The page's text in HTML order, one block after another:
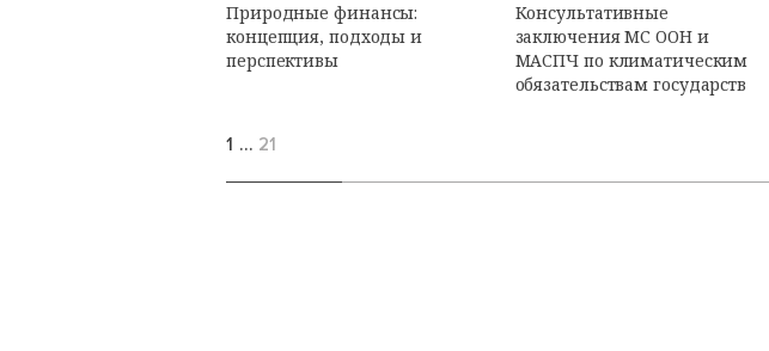
Природные финансы:
концепция, подходы и
перспективы
Консультативные
заключения МС ООН и
МАСПЧ по климатическим
обязательствам государств
1 … 21